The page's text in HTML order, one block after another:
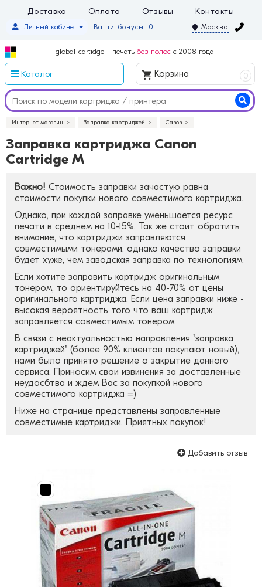
Доставка Оплата Отзывы Контакты
Ваши бонусы: 0
Личный кабинет Москва
global-cartidge - печать без полос с 2008 года!
Каталог Корзина 0
Интернет-магазин Заправка картриджей Canon
Заправка картриджа Canon
Cartridge M
Важно! Стоимость заправки зачастую равна
стоимости покупки нового совместимого картриджа.
Однако, при каждой заправке уменьшается ресурс
печати в среднем на 10-15%. Так же стоит обратить
внимание, что картриджи заправляются
совместимыми тонерами, однако качество заправки
будет хуже, чем заводская заправка по технологиям.
Если хотите заправить картридж оригинальным
тонером, то ориентируйтесь на 40-70% от цены
оригинального картриджа. Если цена заправки ниже -
высокая вероятность того что ваш картридж
заправляется совместимым тонером.
В связи с неактуальностью направления "заправка
картриджей" (более 90% клиентов покупают новый),
нами было принято решение о закрытие данного
сервиса. Приносим свои извинения за доставленные
неудосбтва и ждем Вас за покупкой нового
совместимого картриджа =)
Ниже на странице представлены заправленные
совместимые картриджи. Приятных покупок!
Добавить отзыв